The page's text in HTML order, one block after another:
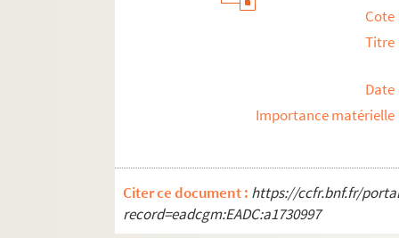
Cote
Titre
Date
Importance matérielle
Citer ce document : https://ccfr.bnf.fr/
record=eadcgm:EADC:a1730997